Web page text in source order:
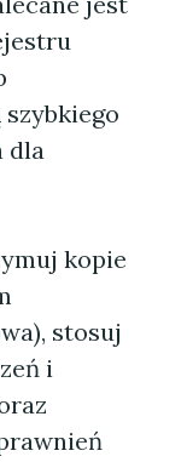
dla
kopie
stosuj
i